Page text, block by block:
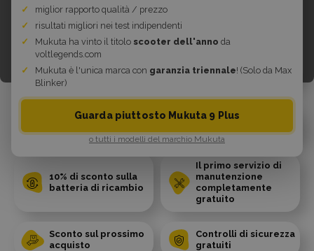
Aggiungi al carrello
miglior rapporto qualità / prezzo
risultati migliori nei test indipendenti
Mukuta ha vinto il titolo scooter dell'anno da
voltlegends.com
Mukuta è l'unica marca con garanzia triennale! (Solo da Max
Blinker)
Guarda piuttosto Mukuta 9 Plus
o tutti i modelli del marchio Mukuta
50% di sconto a vita
sull'assistenza
10% di sconto sui
pezzi di ricambio
10% di sconto sulla
batteria di ricambio
Il primo servizio di
manutenzione
completamente
gratuito
Sconto sul prossimo
acquisto
Controlli di sicurezza
gratuiti